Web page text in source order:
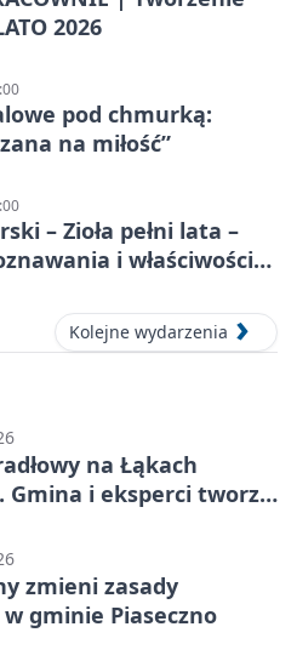
2026
pod chmurką:
na miłość”
– Zioła pełni lata –
i właściwości
Kolejne wydarzenia
na Łąkach
Gmina i eksperci tworzą
zmieni zasady
gminie Piaseczno